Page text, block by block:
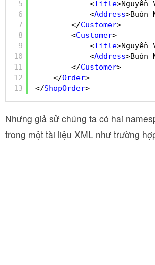
5
6
7
8
9
10
11
12
13
<Title>Nguyễn
<Address
</Customer>
<Customer>
<Title>Nguyễn
<Address
</Customer>
</Order>
</ShopOrder>
Nhưng giả sử chúng ta có hai
trong một tài liệu XML như trường